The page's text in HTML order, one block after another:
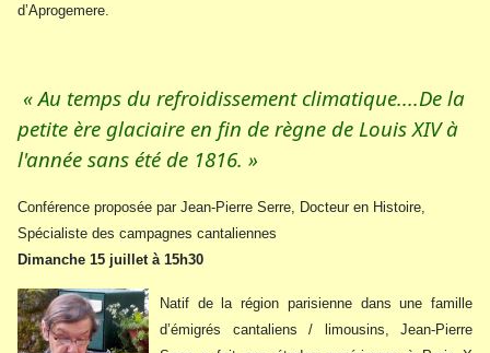
d’Aprogemere.
« Au temps du refroidissement climatique....De la
petite ère glaciaire en fin de règne de Louis XIV à
l'année sans été de 1816. »
Conférence proposée par Jean-Pierre Serre, Docteur en Histoire,
Spécialiste des campagnes cantaliennes
Dimanche 15 juillet à 15h30
Natif de la région parisienne dans une famille
d’émigrés cantaliens / limousins, Jean-Pierre